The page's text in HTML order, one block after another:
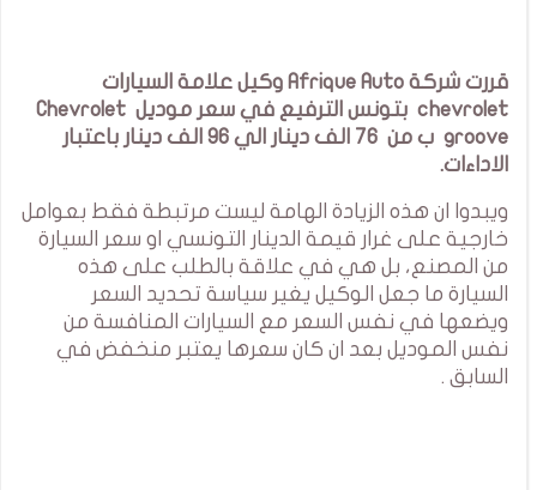
قررت شركة Afrique Auto وكيل علامة السيارات
chevrolet بتونس الترفيع في سعر موديل Chevrolet
groove ب من 76 الف دينار الي 96 الف دينار باعتبار
الاداءات.
ويبدوا ان هذه الزيادة الهامة ليست مرتبطة فقط بعوامل
خارجية على غرار قيمة الدينار التونسي او سعر السيارة
من المصنع، بل هي في علاقة بالطلب على هذه
السيارة ما جعل الوكيل يغير سياسة تحديد السعر
ويضعها في نفس السعر مع السيارات المنافسة من
نفس الموديل بعد ان كان سعرها يعتبر منخفض في
السابق .